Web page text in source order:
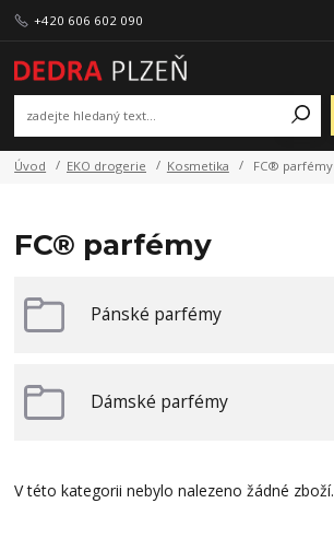
+420 606 602 090
Úvod EKO drogerie Kosmetika FC® parfémy
FC® parfémy
Pánské parfémy
Dámské parfémy
V této kategorii nebylo nalezeno žádné zboží.